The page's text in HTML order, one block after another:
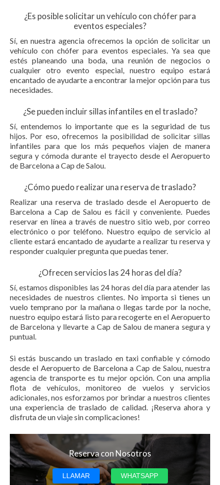
¿Es posible solicitar un vehículo con chófer para
eventos especiales?
Sí, en nuestra agencia ofrecemos la opción de solicitar un
vehículo con chófer para eventos especiales. Ya sea que
estés planeando una boda, una reunión de negocios o
cualquier otro evento especial, nuestro equipo estará
encantado de ayudarte a encontrar la mejor opción para tus
necesidades.
¿Se pueden incluir sillas infantiles en el traslado?
Sí, entendemos lo importante que es la seguridad de tus
hijos. Por eso, ofrecemos la posibilidad de solicitar sillas
infantiles para que los más pequeños viajen de manera
segura y cómoda durante el trayecto desde el Aeropuerto
de Barcelona a Cap de Salou.
¿Cómo puedo realizar una reserva de traslado?
Realizar una reserva de traslado desde el Aeropuerto de
Barcelona a Cap de Salou es fácil y conveniente. Puedes
reservar en línea a través de nuestro sitio web, por correo
electrónico o por teléfono. Nuestro equipo de servicio al
cliente estará encantado de ayudarte a realizar tu reserva y
responder cualquier pregunta que puedas tener.
¿Ofrecen servicios las 24 horas del día?
Sí, estamos disponibles las 24 horas del día para atender las
necesidades de nuestros clientes. No importa si tienes un
vuelo temprano por la mañana o llegas tarde por la noche,
nuestro equipo estará listo para recogerte en el Aeropuerto
de Barcelona y llevarte a Cap de Salou de manera segura y
puntual.
Si estás buscando un traslado en taxi confiable y cómodo
desde el Aeropuerto de Barcelona a Cap de Salou, nuestra
agencia de transporte es tu mejor opción. Con una amplia
flota de vehículos, monitoreo de vuelos y servicios
adicionales, nos esforzamos por brindar a nuestros clientes
una experiencia de traslado de calidad. ¡Reserva ahora y
disfruta de un viaje sin complicaciones!
Reserva con Nosotros
LLAMAR WHATSAPP